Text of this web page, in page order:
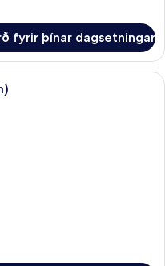
fyrir þínar dagsetningar
herbergi (King, 26 sqm) |